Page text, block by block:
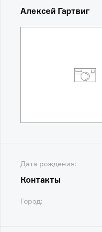
Алексей Гартвиг
Дата рождения:
Контакты
Город: